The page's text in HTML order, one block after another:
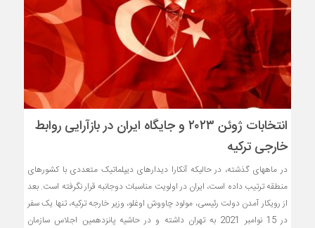
انتخابات ژوئن ۲۰۲۳ و جایگاه ایران در بازآرایی روابط
خارجی ترکیه
در ماه­های گذشته، در حالیکه آنکارا دیدارهای دیپلماتیک متعددی با کشورهای
منطقه ترتیب داده است، ایران در اولویت مناسبات دوجانبه قرار نگرفته است. بعد
از روی­کار آمدن دولت رئیسی، مولود چاووش اوغلو، وزیر خارجه ترکیه، تنها یک سفر
در 15 نوامبر 2021 به تهران داشته و در حاشیه پانزدهمین اجلاس سازمان